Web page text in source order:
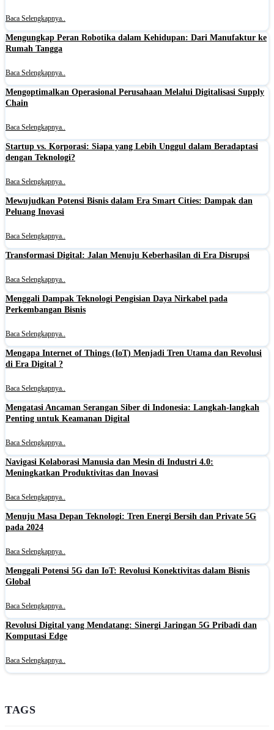
Baca Selengkapnya..
Mengungkap Peran Robotika dalam Kehidupan: Dari Manufaktur ke
Rumah Tangga
Baca Selengkapnya..
Mengoptimalkan Operasional Perusahaan Melalui Digitalisasi Supply
Chain
Baca Selengkapnya..
Startup vs. Korporasi: Siapa yang Lebih Unggul dalam Beradaptasi
dengan Teknologi?
Baca Selengkapnya..
Mewujudkan Potensi Bisnis dalam Era Smart Cities: Dampak dan
Peluang Inovasi
Baca Selengkapnya..
Transformasi Digital: Jalan Menuju Keberhasilan di Era Disrupsi
Baca Selengkapnya..
Menggali Dampak Teknologi Pengisian Daya Nirkabel pada
Perkembangan Bisnis
Baca Selengkapnya..
Mengapa Internet of Things (IoT) Menjadi Tren Utama dan Revolusi
di Era Digital ?
Baca Selengkapnya..
Mengatasi Ancaman Serangan Siber di Indonesia: Langkah-langkah
Penting untuk Keamanan Digital
Baca Selengkapnya..
Navigasi Kolaborasi Manusia dan Mesin di Industri 4.0:
Meningkatkan Produktivitas dan Inovasi
Baca Selengkapnya..
Menuju Masa Depan Teknologi: Tren Energi Bersih dan Private 5G
pada 2024
Baca Selengkapnya..
Menggali Potensi 5G dan IoT: Revolusi Konektivitas dalam Bisnis
Global
Baca Selengkapnya..
Revolusi Digital yang Mendatang: Sinergi Jaringan 5G Pribadi dan
Komputasi Edge
Baca Selengkapnya..
TAGS